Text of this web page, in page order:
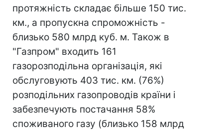
протяжність складає більше 150 тис.
км., а пропускна спроможність -
близько 580 млрд куб. м. Також в
"Газпром" входить 161
газорозподільна організація, які
обслуговують 403 тис. км. (76%)
розподільних газопроводів країни і
забезпечують постачання 58%
споживаного газу (близько 158 млрд